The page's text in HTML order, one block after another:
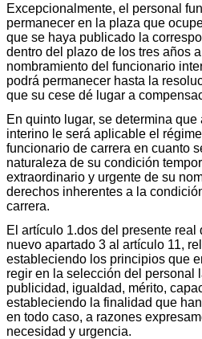
Excepcionalmente, el personal
permanecer en la plaza que
que se haya publicado la
dentro del plazo de los tres años
nombramiento del funcionario
podrá permanecer hasta la
que su cese dé lugar a
En quinto lugar, se determina
interino le será aplicable el
funcionario de carrera en cuanto
naturaleza de su condición
extraordinario y urgente de su
derechos inherentes a la
carrera.
El artículo 1.dos del presente real
nuevo apartado 3 al artículo 11,
estableciendo los principios que
regir en la selección del personal
publicidad, igualdad, mérito,
estableciendo la finalidad que
en todo caso, a razones
necesidad y urgencia.